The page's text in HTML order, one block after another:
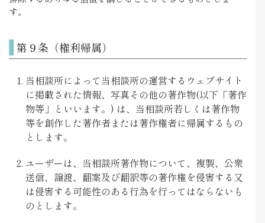
す。
第９条（権利帰属）
当相談所によって当相談所の運営するウェブサイト
に掲載された情報、写真その他の著作物(以下「著作
物等」といいます。) は、当相談所若しくは著作物
等を創作した著作者または著作権者に帰属するもの
とします。
ユーザーは、当相談所著作物について、複製、公衆
送信、譲渡、翻案及び翻訳等の著作権を侵害する又
は侵害する可能性のある行為を行ってはならないも
のとします。